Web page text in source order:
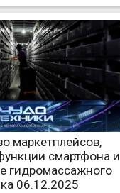
маркетплейсов,
смартфона и
гидромассажного
06.12.2025